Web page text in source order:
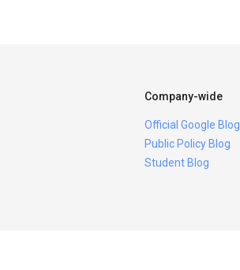
Company-wide
Official Google Blog
Public Policy Blog
Student Blog